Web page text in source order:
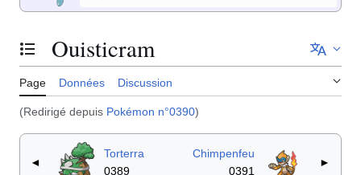
Basculer la table des matières
Ouisticram
Page Données Discussion
(Redirigé depuis Pokémon n°0390)
◄
Torterra
0389
Chimpenfeu
0391
►